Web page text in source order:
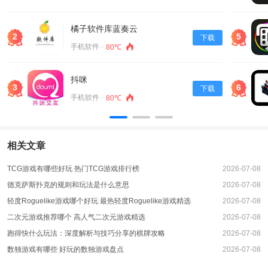
在这一环节，我们将把所有的材料混合在一起，制作出饼干的基础面团。首先，
你需要将软化的黄油放入一个大碗中，加入白砂糖，用打蛋器搅拌至颜色变浅，
质地变得蓬松。接着，打入一个鸡蛋，再加入香草精，继续搅拌均匀。
然后，将面粉逐渐筛入混合物中，轻轻地搅拌，直到形成一个均匀的面团。如果
面团完成后，将其包裹在保鲜膜中，放入冰箱冷藏30分钟，使其稍微硬化，方便
后续操作。这也是制作“心糖LOGO御梦子饼干最简单三个步骤”中不可或缺的一
部分，冷藏过程可以让面团更加容易整形。
冷藏后的面团取出，放在撒有面粉的工作台上，使用擀面杖将面团擀开，厚度大
约为0.5厘米。接下来，利用饼干模具裁剪出你喜欢的形状。如果你想制作心糖
LOGO，可以提前准备好相应的模具，精确地切出logo的形状。
180℃的温度烘焙约10-12分钟，直到饼干表面微微金黄。
等饼干烤好后，将它们取出，让其在烤盘上冷却片刻，然后转移至冷却架上，待
其完全冷却后即可享用。你的“心糖LOGO御梦子饼干”就大功告成了！而且这个
2
橘子软件库蓝奏云
手机软件 · 80℃
下载
3
抖咪
手机软件 · 80℃
下载
5
6
相关文章
TCG游戏有哪些好玩 热门TCG游戏排行榜
2026-07-08
德克萨斯扑克的规则和玩法是什么意思
2026-07-08
轻度Roguelike游戏哪个好玩 最热轻度Roguelike游戏精选
2026-07-08
二次元游戏推荐哪个 高人气二次元游戏精选
2026-07-08
跑得快什么玩法：深度解析与技巧分享的棋牌攻略
2026-07-08
数独游戏有哪些 好玩的数独游戏盘点
2026-07-08